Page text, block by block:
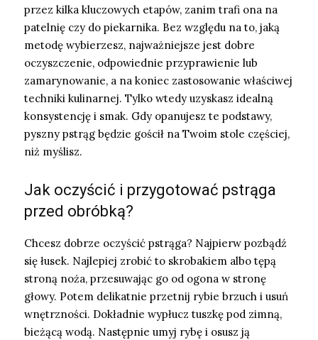
przez kilka kluczowych etapów, zanim trafi ona na
patelnię czy do piekarnika. Bez względu na to, jaką
metodę wybierzesz, najważniejsze jest dobre
oczyszczenie, odpowiednie przyprawienie lub
zamarynowanie, a na koniec zastosowanie właściwej
techniki kulinarnej. Tylko wtedy uzyskasz idealną
konsystencję i smak. Gdy opanujesz te podstawy,
pyszny pstrąg będzie gościł na Twoim stole częściej,
niż myślisz.
Jak oczyścić i przygotować pstrąga
przed obróbką?
Chcesz dobrze oczyścić pstrąga? Najpierw pozbądź
się łusek. Najlepiej zrobić to skrobakiem albo tępą
stroną noża, przesuwając go od ogona w stronę
głowy. Potem delikatnie przetnij rybie brzuch i usuń
wnętrzności. Dokładnie wypłucz tuszkę pod zimną,
bieżącą wodą. Następnie umyj rybę i osusz ją